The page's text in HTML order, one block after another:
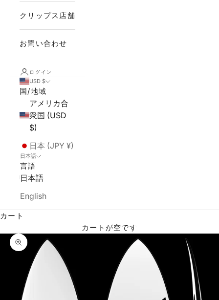
クリップス店舗
お問い合わせ
ログイン
USD $
国/地域
アメリカ合
衆国 (USD
$)
日本 (JPY ¥)
日本語
言語
日本語
English
カート
カートが空です
ズームイン